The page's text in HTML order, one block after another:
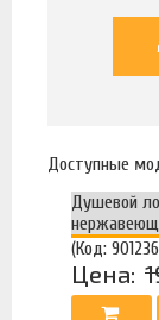
Доступные
Душевой
(Код:
Цена: